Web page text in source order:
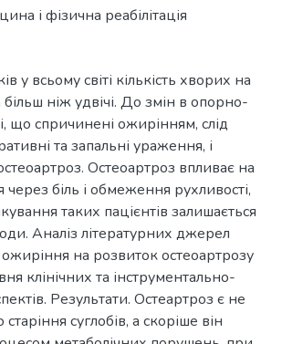
і фізична реабілітація
у всьому світі кількість хворих на
ніж удвічі. До змін в опорно-
що спричинені ожирінням, слід
та запальні ураження, і
Остеоартроз впливає на
через біль і обмеження рухливості,
таких пацієнтів залишається
Аналіз літературних джерел
на розвиток остеоартрозу
клінічних та інструментально-
Результати. Остеартроз є не
суглобів, а скоріше він